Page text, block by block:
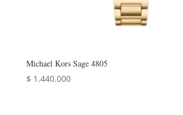
Michael Kors Sage 4805
$ 1.440.000